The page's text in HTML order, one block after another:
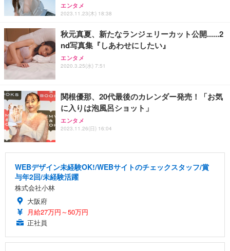
エンタメ
2023.11.23(木) 18:38
秋元真夏、新たなランジェリーカット公開......2
nd写真集『しあわせにしたい』
エンタメ
2020.3.25(水) 7:51
関根優那、20代最後のカレンダー発売！「お気
に入りは泡風呂ショット」
エンタメ
2023.11.26(日) 16:04
WEBデザイン未経験OK!/WEBサイトのチェックスタッフ/賞
与年2回/未経験活躍
株式会社小林
大阪府
月給27万円～50万円
正社員